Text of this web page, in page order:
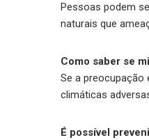
Pessoas podem
naturais que
Como saber se
Se a
climáticas
É possível